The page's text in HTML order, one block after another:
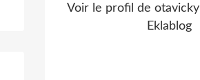
Voir le profil de otavicky
Eklablog